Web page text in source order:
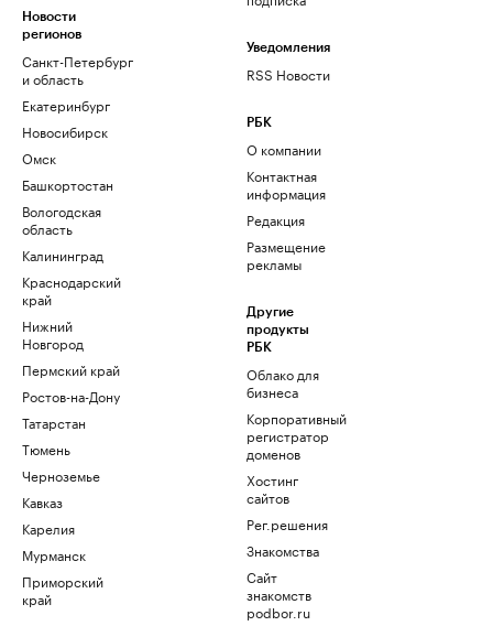
Новости
регионов
Санкт-Петербург
и область
Екатеринбург
Новосибирск
Омск
Башкортостан
Вологодская
область
Калининград
Краснодарский
край
Нижний
Новгород
Пермский край
Ростов-на-Дону
Татарстан
Тюмень
Черноземье
Кавказ
Карелия
Мурманск
Приморский
край
Уведомления
RSS Новости
РБК
О компании
Контактная
информация
Редакция
Размещение
рекламы
Другие
продукты
РБК
Облако для
бизнеса
Корпоративный
регистратор
доменов
Хостинг
сайтов
Рег.решения
Знакомства
Сайт
знакомств
podbor.ru